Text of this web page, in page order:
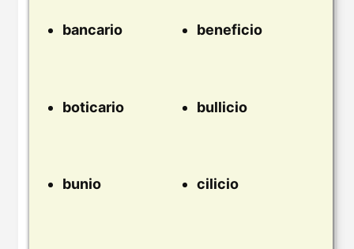
bancario beneficio
boticario bullicio
bunio cilicio